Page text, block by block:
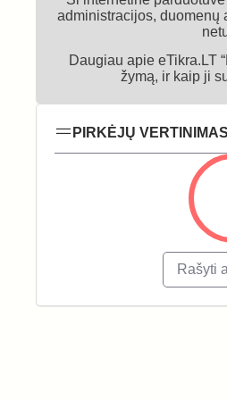
administracijos, duomenų
Daugiau apie eTikra.LT
žymą, ir kaip ji
PIRKĖJŲ VERTINIMAS
Rašyti